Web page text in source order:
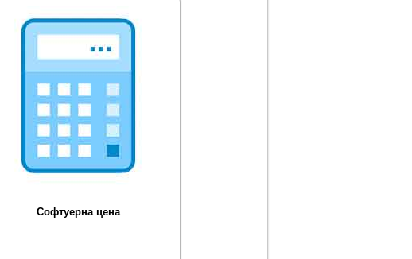
Софтуерна цена